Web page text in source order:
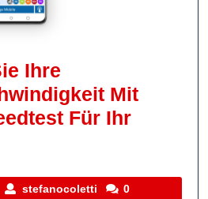
Ihre
Mit
Für Ihr
23
stefanocoletti stefanocoletti
0